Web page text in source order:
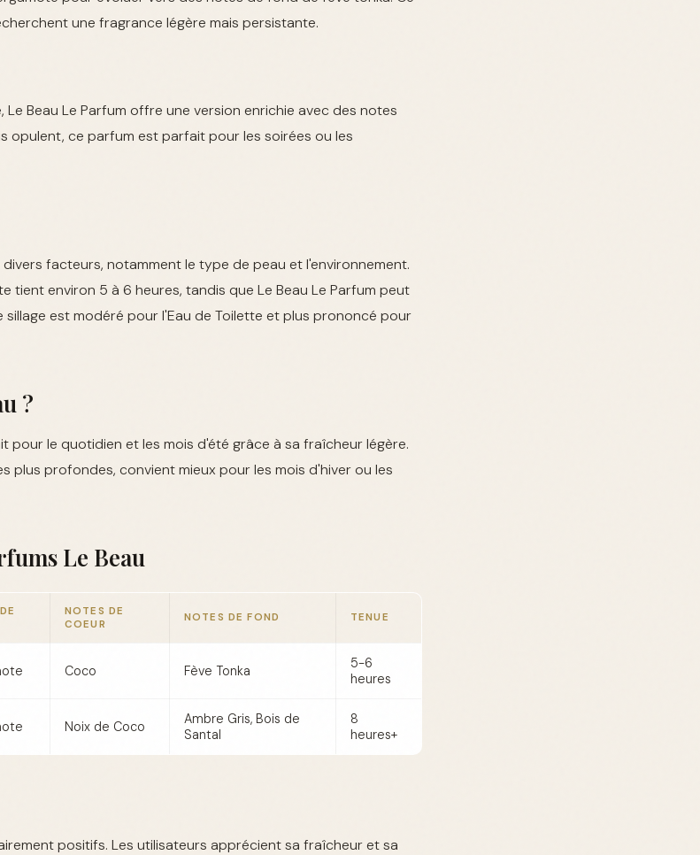
une fragrance légère mais persistante.
Le Beau Le Parfum offre une version enrichie avec des notes
opulent, ce parfum est parfait pour les soirées ou les
facteurs, notamment le type de peau et l'environnement.
tient environ 5 à 6 heures, tandis que Le Beau Le Parfum peut
sillage est modéré pour l'Eau de Toilette et plus prononcé pour
?
pour le quotidien et les mois d'été grâce à sa fraîcheur légère.
plus profondes, convient mieux pour les mois d'hiver ou les
Le Beau
NOTES DE
COEUR
NOTES DE FOND TENUE
Coco Fève Tonka
5-6
heures
Noix de Coco
Ambre Gris, Bois de
Santal
8
heures+
positifs. Les utilisateurs apprécient sa fraîcheur et sa